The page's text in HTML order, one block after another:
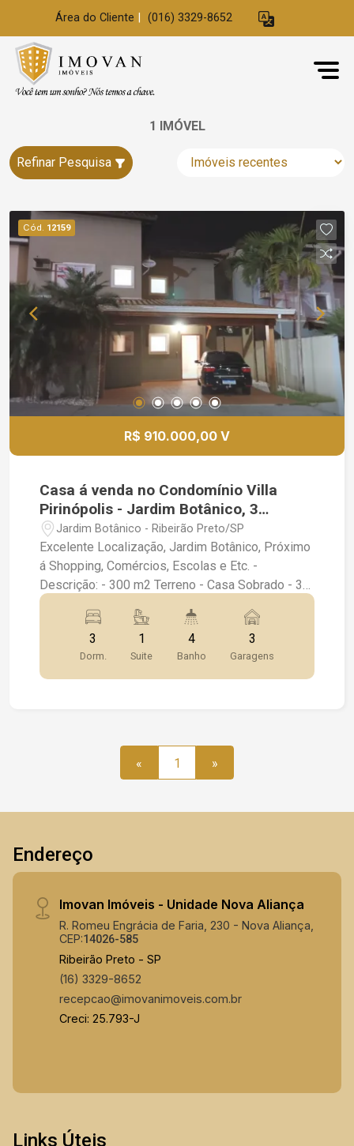
Área do Cliente (016) 3329-8652
1 IMÓVEL
Refinar Pesquisa
Cód. 12159
R$ 910.000,00 V
Casa á venda no Condomínio Villa
Pirinópolis - Jardim Botânico, 3
quartos sendo 1 suíte por R$
910.000,00
Jardim Botânico - Ribeirão Preto/SP
Excelente Localização, Jardim Botânico, Próximo
á Shopping, Comércios, Escolas e Etc. -
Descrição: - 300 m2 Terreno - Casa Sobrado - 3
quartos, sendo 1 Suíte com Ar Condicionado -
Sala de Estar e Jantar com Ar Condicionado -
Banheiro Social - Cozinha Planejada e copa com
Armarios - Lavanderia - Banheiro de Serviços, -
3
Dorm.
1
Suite
4
Banho
3
Garagens
« 1 »
Endereço
Imovan Imóveis - Unidade Nova Aliança
R. Romeu Engrácia de Faria, 230 - Nova Aliança,
CEP:14026-585
Ribeirão Preto - SP
(16) 3329-8652
recepcao@imovanimoveis.com.br
Creci: 25.793-J
Links Úteis